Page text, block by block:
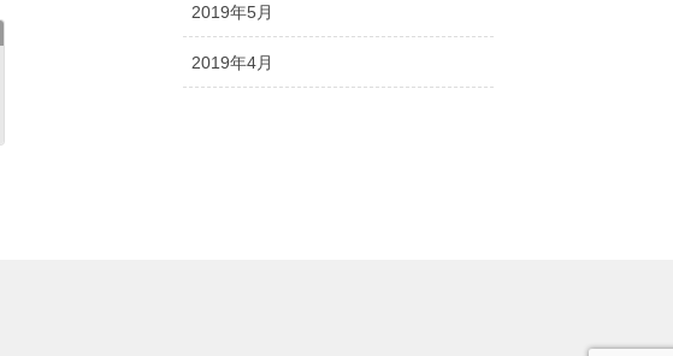
2019年5月
2019年4月